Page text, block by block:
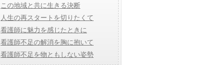
この地域と共に生きる決断
人生の再スタートを切りたくて
看護師に魅力を感じたときに
看護師不足の解消を胸に抱いて
看護師不足を物ともしない姿勢